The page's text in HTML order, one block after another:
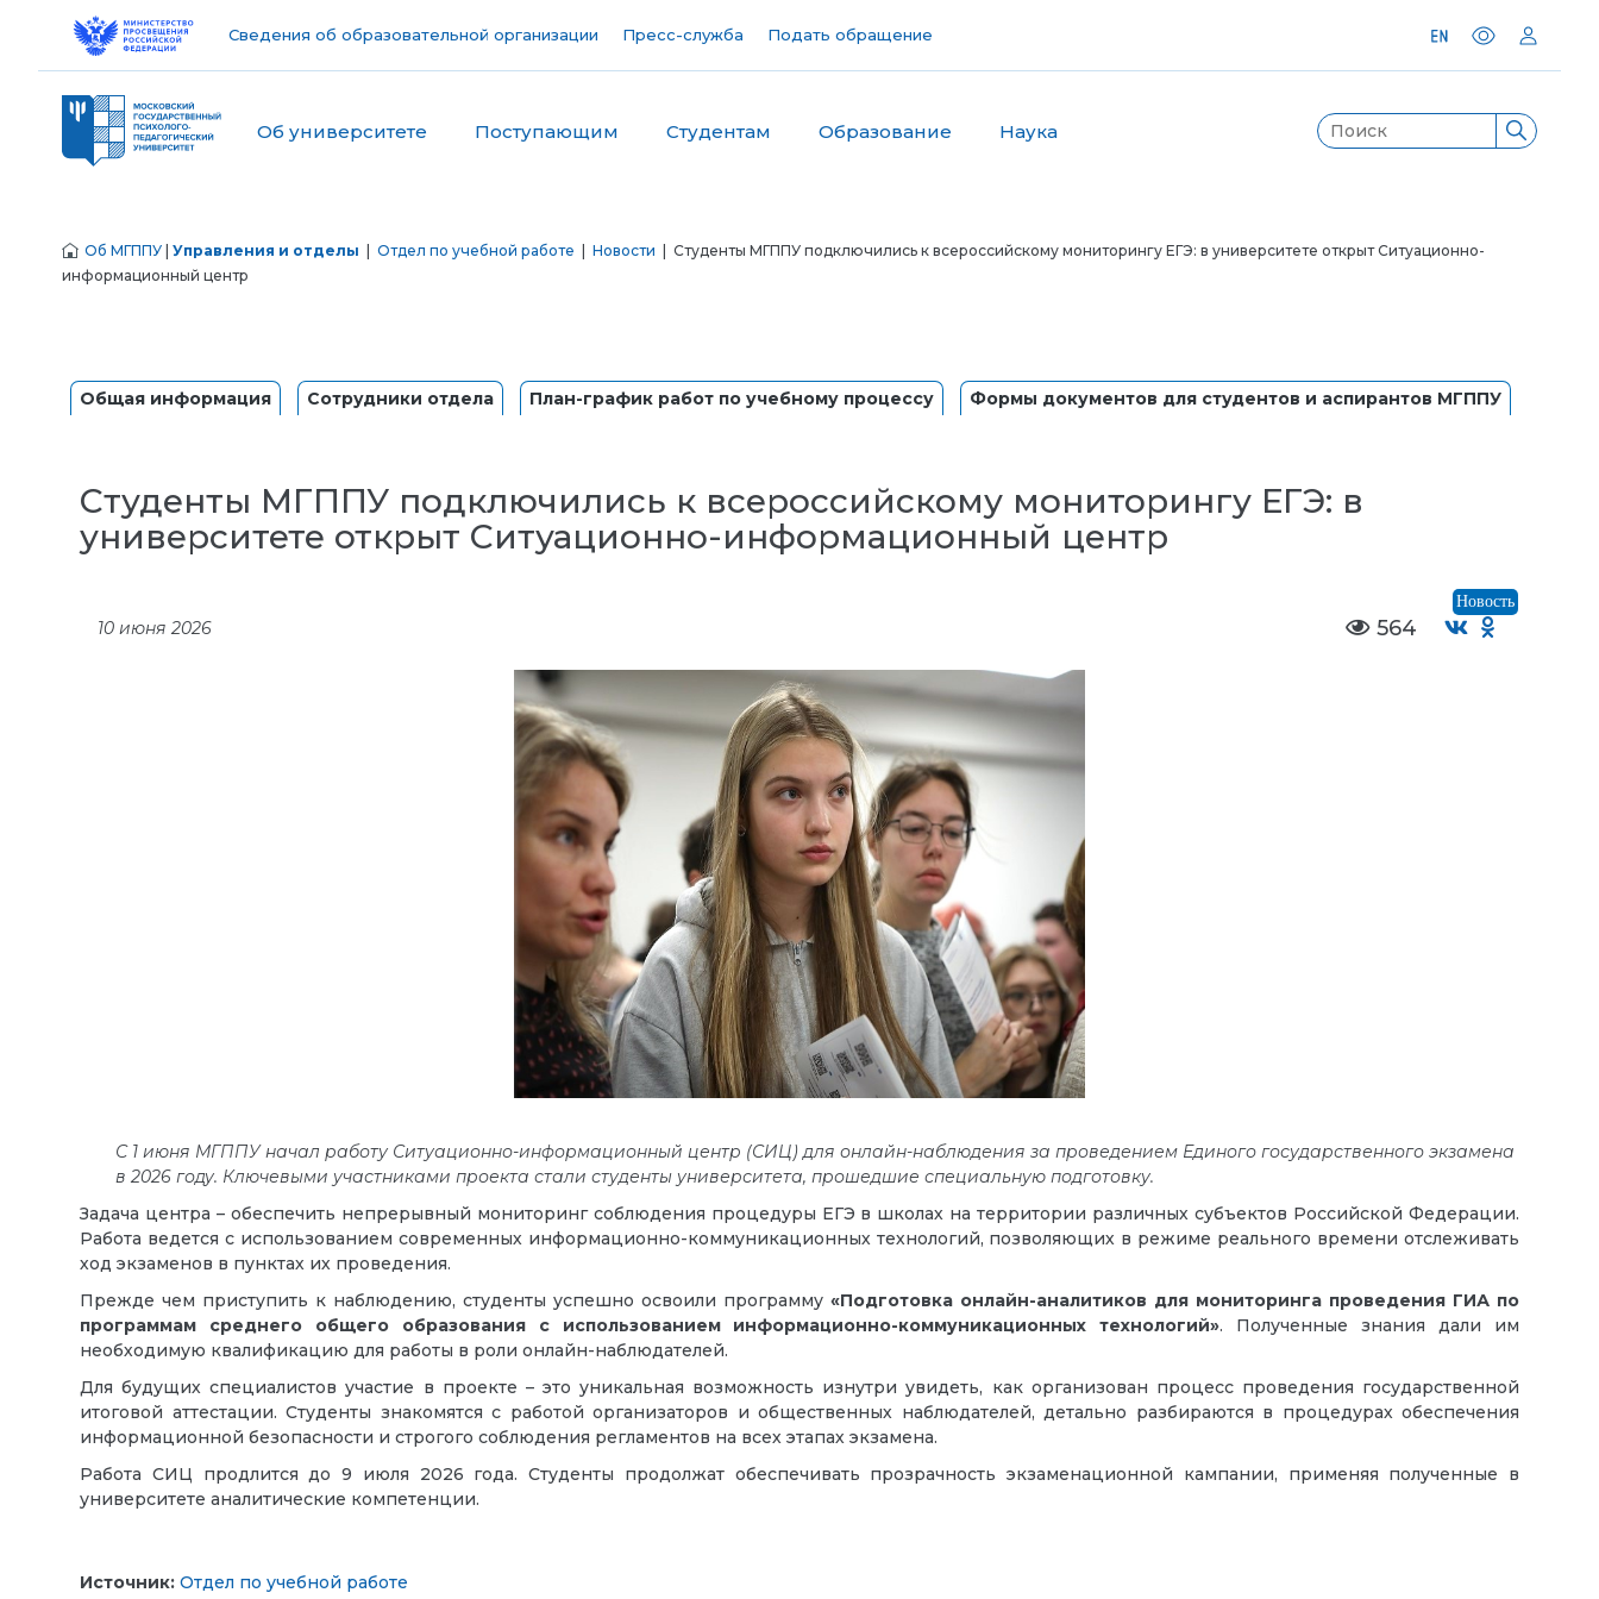
Сведения об образовательной организации Пресс-служба Подать обращение
Об университете Поступающим Студентам Образование Наука
Об МГППУ Управления и отделы Отдел по учебной работе Новости | Студенты МГППУ подключились к всероссийскому мониторингу ЕГЭ: в университете открыт Ситуационно-
информационный центр
Общая информация Сотрудники отдела План-график работ по учебному процессу Формы документов для студентов и аспирантов МГППУ
Студенты МГППУ подключились к всероссийскому мониторингу ЕГЭ: в
университете открыт Ситуационно-информационный центр
Новость
10 июня 2026 564
С 1 июня МГППУ начал работу Ситуационно-информационный центр (СИЦ) для онлайн-наблюдения за проведением Единого государственного экзамена
в 2026 году. Ключевыми участниками проекта стали студенты университета, прошедшие специальную подготовку.
Задача центра – обеспечить непрерывный мониторинг соблюдения процедуры ЕГЭ в школах на территории различных субъектов Российской Федерации.
Работа ведется с использованием современных информационно-коммуникационных технологий, позволяющих в режиме реального времени отслеживать
ход экзаменов в пунктах их проведения.
Прежде чем приступить к наблюдению, студенты успешно освоили программу «Подготовка онлайн-аналитиков для мониторинга проведения ГИА по
программам среднего общего образования с использованием информационно-коммуникационных технологий». Полученные знания дали им
необходимую квалификацию для работы в роли онлайн-наблюдателей.
Для будущих специалистов участие в проекте – это уникальная возможность изнутри увидеть, как организован процесс проведения государственной
итоговой аттестации. Студенты знакомятся с работой организаторов и общественных наблюдателей, детально разбираются в процедурах обеспечения
информационной безопасности и строгого соблюдения регламентов на всех этапах экзамена.
Работа СИЦ продлится до 9 июля 2026 года. Студенты продолжат обеспечивать прозрачность экзаменационной кампании, применяя полученные в
университете аналитические компетенции.
Источник: Отдел по учебной работе